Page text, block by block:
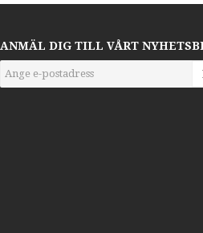
ANMÄL DIG TILL VÅRT